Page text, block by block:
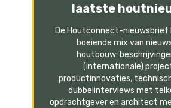
laatste
De Houtconnect-nieuwsbrief
boeiende mix van
houtbouw:
(internationale)
productinnovaties,
dubbelinterviews met
opdrachtgever en architect